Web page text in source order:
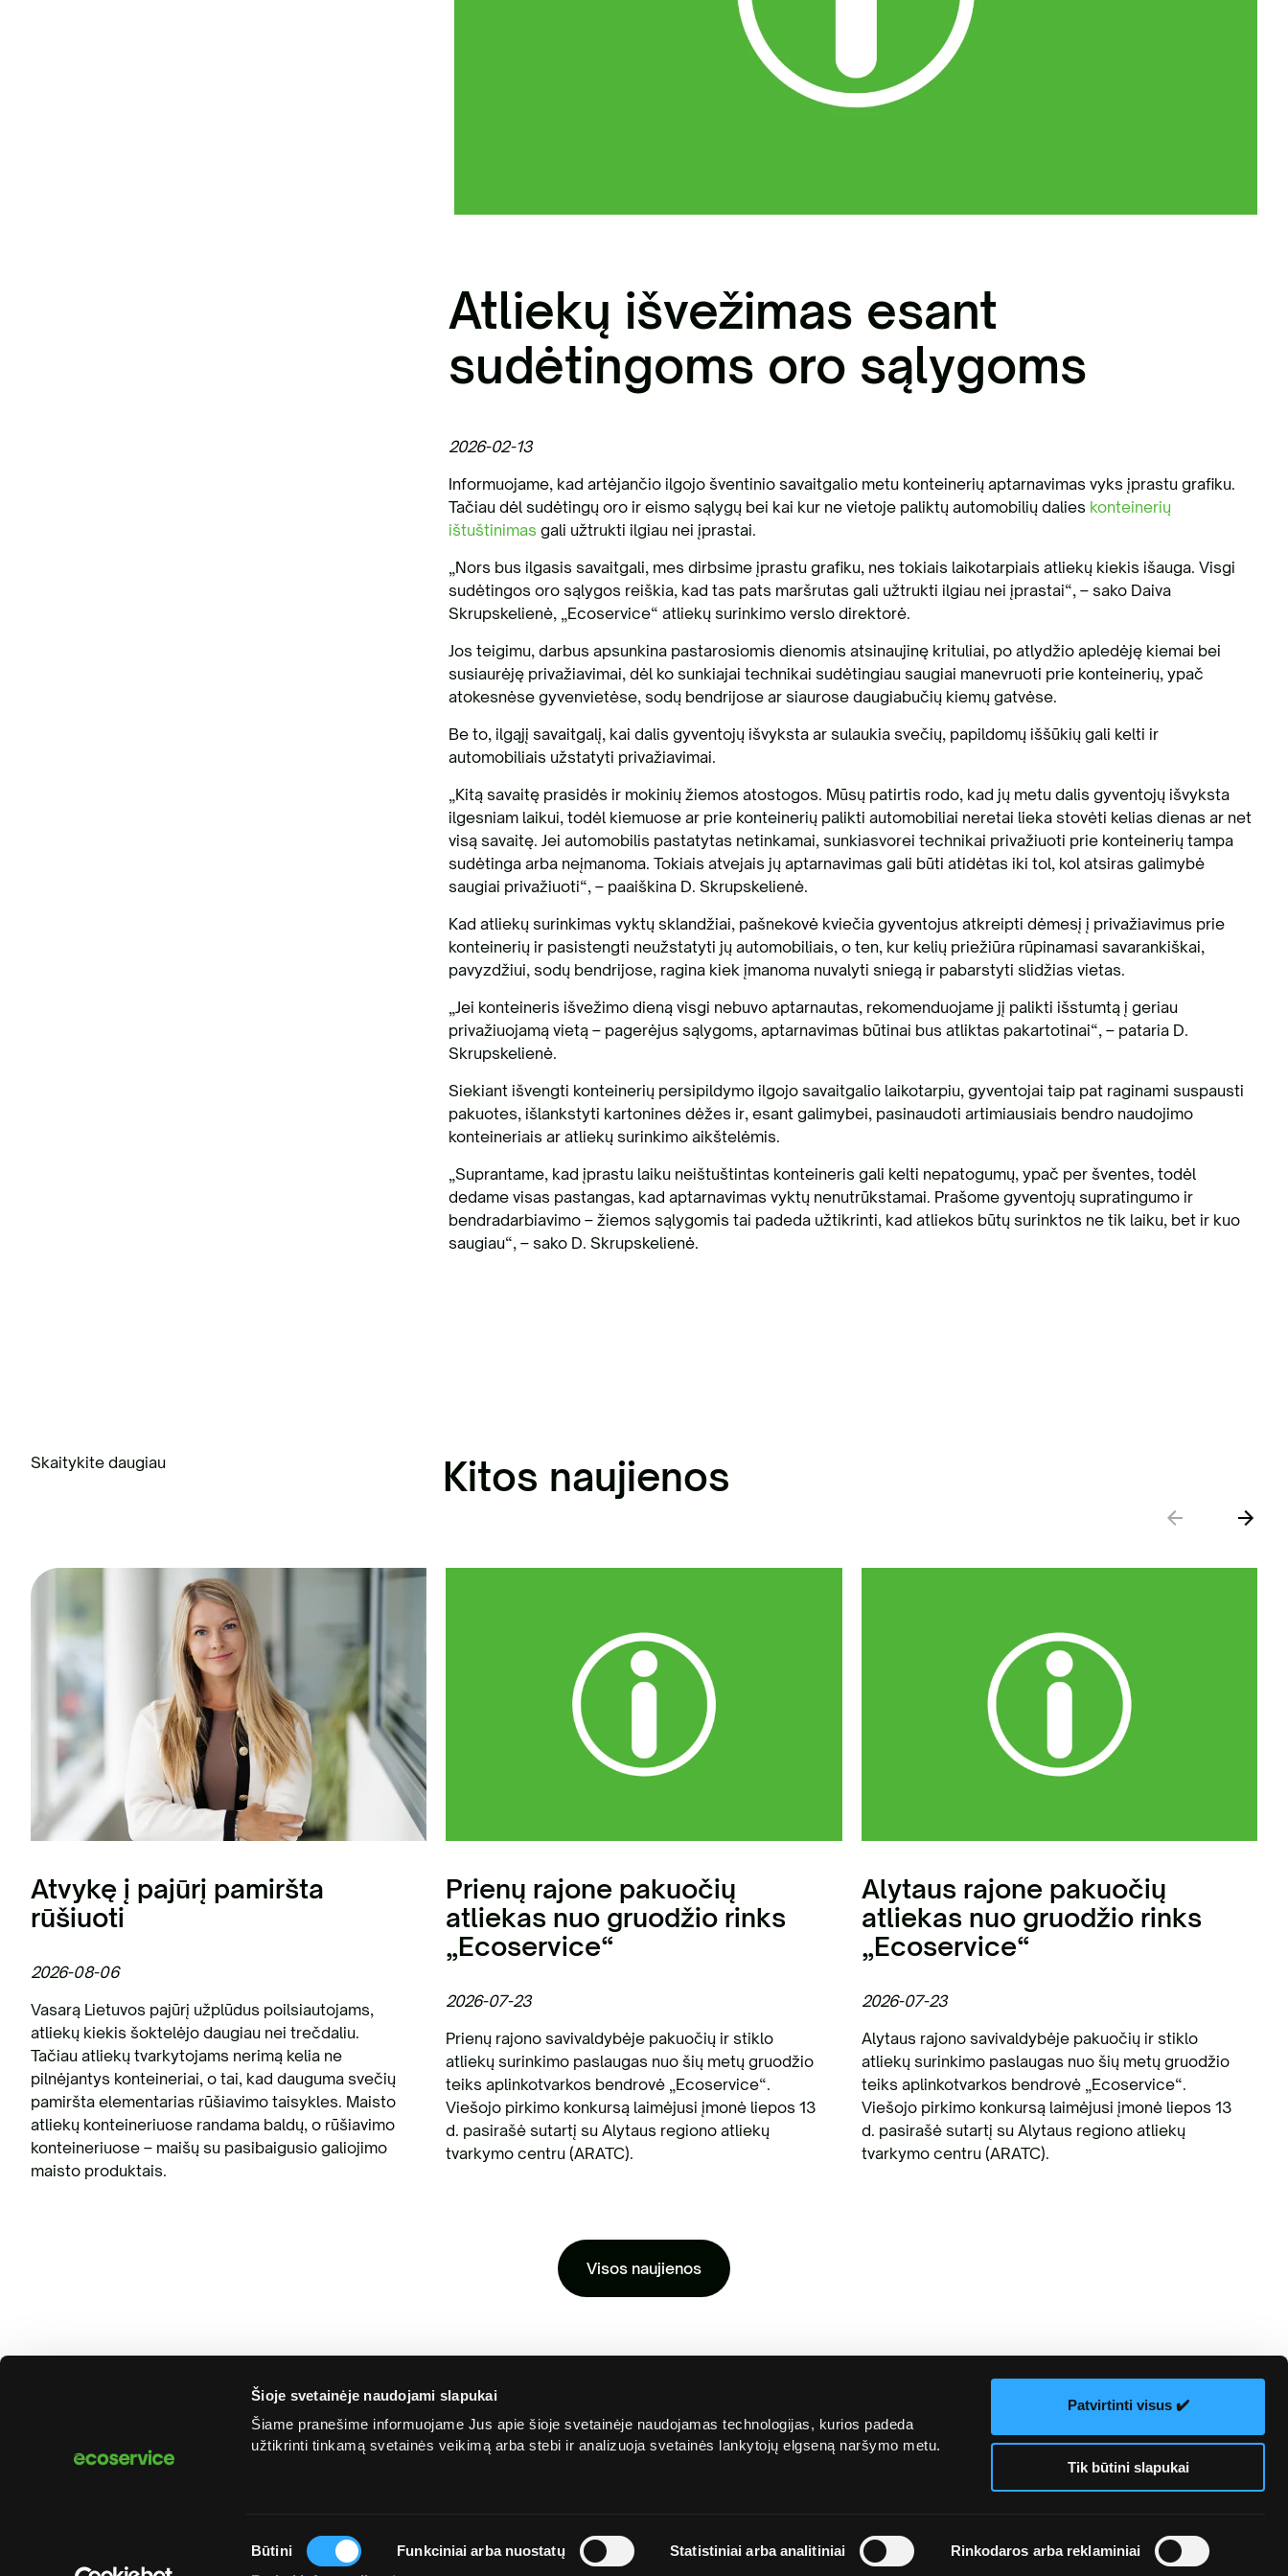
Šioje svetainėje naudojami slapukai
Šiame pranešime informuojame Jus apie šioje svetainėje naudojamas technologijas, kurios padeda
užtikrinti tinkamą svetainės veikimą arba stebi ir analizuoja svetainės lankytojų elgseną naršymo metu.
pasirinkimas
Būtini Funkciniai arba nuostatų Statistiniai arba analitiniai
Rinkodaros arba reklaminiai
Patvirtinti visus ✔️
Tik būtini slapukai
Antrinių žaliavų tvarkymas
Atliekų išvežimas esant
sudėtingoms oro sąlygoms
2026-02-13
Informuojame, kad artėjančio ilgojo šventinio savaitgalio metu konteinerių aptarnavimas vyks įprastu grafiku.
Tačiau dėl sudėtingų oro ir eismo sąlygų bei kai kur ne vietoje paliktų automobilių dalies konteinerių
ištuštinimas gali užtrukti ilgiau nei įprastai.
„Nors bus ilgasis savaitgali, mes dirbsime įprastu grafiku, nes tokiais laikotarpiais atliekų kiekis išauga. Visgi
sudėtingos oro sąlygos reiškia, kad tas pats maršrutas gali užtrukti ilgiau nei įprastai“, – sako Daiva
Skrupskelienė, „Ecoservice“ atliekų surinkimo verslo direktorė.
Jos teigimu, darbus apsunkina pastarosiomis dienomis atsinaujinę krituliai, po atlydžio apledėję kiemai bei
susiaurėję privažiavimai, dėl ko sunkiajai technikai sudėtingiau saugiai manevruoti prie konteinerių, ypač
atokesnėse gyvenvietėse, sodų bendrijose ar siaurose daugiabučių kiemų gatvėse.
Be to, ilgąjį savaitgalį, kai dalis gyventojų išvyksta ar sulaukia svečių, papildomų iššūkių gali kelti ir
automobiliais užstatyti privažiavimai.
„Kitą savaitę prasidės ir mokinių žiemos atostogos. Mūsų patirtis rodo, kad jų metu dalis gyventojų išvyksta
ilgesniam laikui, todėl kiemuose ar prie konteinerių palikti automobiliai neretai lieka stovėti kelias dienas ar net
visą savaitę. Jei automobilis pastatytas netinkamai, sunkiasvorei technikai privažiuoti prie konteinerių tampa
sudėtinga arba neįmanoma. Tokiais atvejais jų aptarnavimas gali būti atidėtas iki tol, kol atsiras galimybė
saugiai privažiuoti“, – paaiškina D. Skrupskelienė.
Kad atliekų surinkimas vyktų sklandžiai, pašnekovė kviečia gyventojus atkreipti dėmesį į privažiavimus prie
konteinerių ir pasistengti neužstatyti jų automobiliais, o ten, kur kelių priežiūra rūpinamasi savarankiškai,
pavyzdžiui, sodų bendrijose, ragina kiek įmanoma nuvalyti sniegą ir pabarstyti slidžias vietas.
„Jei konteineris išvežimo dieną visgi nebuvo aptarnautas, rekomenduojame jį palikti išstumtą į geriau
privažiuojamą vietą – pagerėjus sąlygoms, aptarnavimas būtinai bus atliktas pakartotinai“, – pataria D.
Skrupskelienė.
Siekiant išvengti konteinerių persipildymo ilgojo savaitgalio laikotarpiu, gyventojai taip pat raginami suspausti
pakuotes, išlankstyti kartonines dėžes ir, esant galimybei, pasinaudoti artimiausiais bendro naudojimo
konteineriais ar atliekų surinkimo aikštelėmis.
„Suprantame, kad įprastu laiku neištuštintas konteineris gali kelti nepatogumų, ypač per šventes, todėl
dedame visas pastangas, kad aptarnavimas vyktų nenutrūkstamai. Prašome gyventojų supratingumo ir
bendradarbiavimo – žiemos sąlygomis tai padeda užtikrinti, kad atliekos būtų surinktos ne tik laiku, bet ir kuo
saugiau“, – sako D. Skrupskelienė.
Skaitykite daugiau Kitos naujienos
Atvykę į pajūrį pamiršta
rūšiuoti
2026-08-06
Vasarą Lietuvos pajūrį užplūdus poilsiautojams,
atliekų kiekis šoktelėjo daugiau nei trečdaliu.
Tačiau atliekų tvarkytojams nerimą kelia ne
pilnėjantys konteineriai, o tai, kad dauguma svečių
pamiršta elementarias rūšiavimo taisykles. Maisto
atliekų konteineriuose randama baldų, o rūšiavimo
konteineriuose – maišų su pasibaigusio galiojimo
maisto produktais.
Prienų rajone pakuočių
atliekas nuo gruodžio rinks
„Ecoservice“
2026-07-23
Prienų rajono savivaldybėje pakuočių ir stiklo
atliekų surinkimo paslaugas nuo šių metų gruodžio
teiks aplinkotvarkos bendrovė „Ecoservice“.
Viešojo pirkimo konkursą laimėjusi įmonė liepos 13
d. pasirašė sutartį su Alytaus regiono atliekų
tvarkymo centru (ARATC).
Alytaus rajone pakuočių
atliekas nuo gruodžio rinks
„Ecoservice“
2026-07-23
Alytaus rajono savivaldybėje pakuočių ir stiklo
atliekų surinkimo paslaugas nuo šių metų gruodžio
teiks aplinkotvarkos bendrovė „Ecoservice“.
Viešojo pirkimo konkursą laimėjusi įmonė liepos 13
d. pasirašė sutartį su Alytaus regiono atliekų
tvarkymo centru (ARATC).
Visos naujienos
© 2025 „Ecoservice“. Visos teisės saugomos
mus
Skaidrumas
Privatumo
politika
Slapukų
politika
El. parduotuvės
taisyklės
Žiniasklaidai